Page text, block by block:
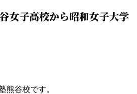
谷女子高校から昭和女子大学
熊谷校です。